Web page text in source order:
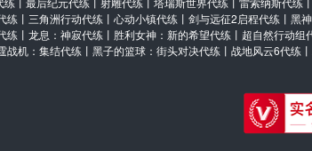
练 丨 三角洲行动代练 丨 心动小镇代练 丨 剑与远征2启程代练 丨 黑
练 丨 龙息：神寂代练 丨 胜利女神：新的希望代练 丨 超自然行动组
战机：集结代练 丨 黑子的篮球：街头对决代练 丨 战地风云6代练 丨